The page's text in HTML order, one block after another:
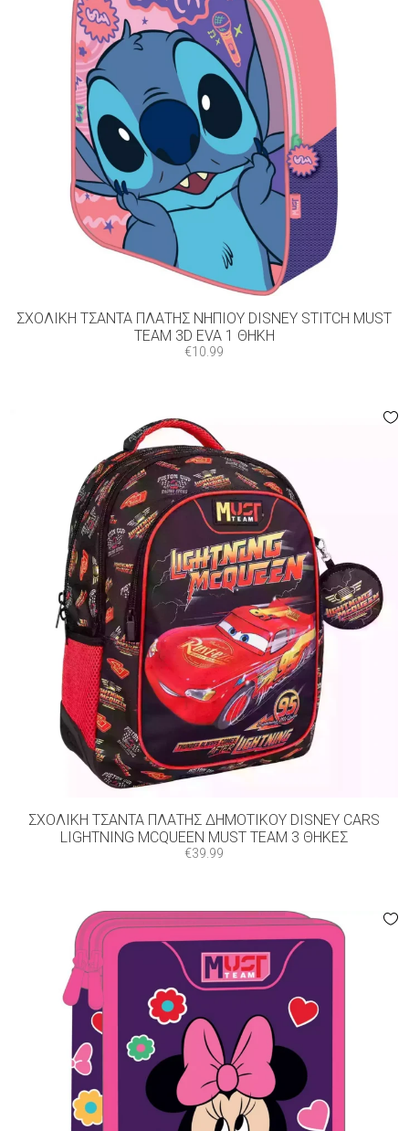
ΣΧΟΛΙΚΉ ΤΣΆΝΤΑ ΠΛΆΤΗΣ ΝΗΠΊΟΥ DISNEY STITCH MUST
TEAM 3D EVA 1 ΘΉΚΗ
€10.99
ΣΧΟΛΙΚΉ ΤΣΆΝΤΑ ΠΛΆΤΗΣ ΔΗΜΟΤΙΚΟΎ DISNEY CARS
LIGHTNING MCQUEEN MUST TEAM 3 ΘΉΚΕΣ
€39.99